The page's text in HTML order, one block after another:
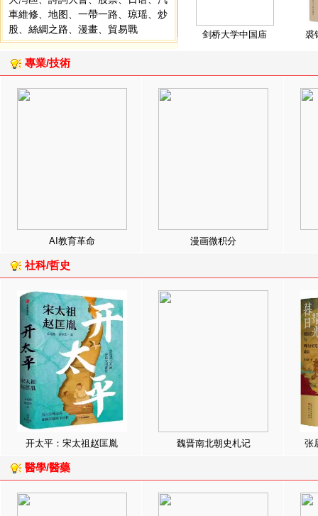
車維修
地图 一帶一路 琼瑶
炒
股
絲綢之路 漫畫 貿易戰 剑桥大学中国庙 裘
專業/技術
AI教育革命 漫画微积分
社科/哲史
开太平：宋太祖赵匡胤 魏晋南北朝史札记 张
醫學/醫藥